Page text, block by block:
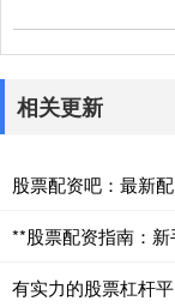
相关更新
股票配资吧：最新
**股票配资指南：
有实力的股票杠杆